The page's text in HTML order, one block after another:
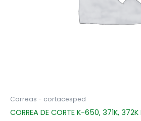
Correas - cortacesped
CORREA DE CORTE K-650, 371K,